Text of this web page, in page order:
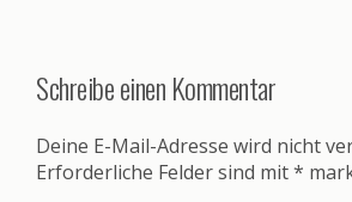
Schreibe einen Kommentar
Deine E-Mail-Adresse wird nicht
Erforderliche Felder sind mit*